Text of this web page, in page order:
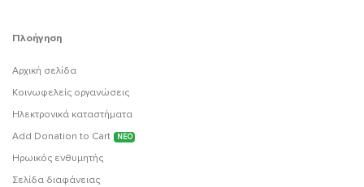
Πλοήγηση
Αρχική σελίδα
Κοινωφελείς οργανώσεις
Ηλεκτρονικά καταστήματα
Add Donation to Cart
ΝΕΟ
Ηρωικός ενθυμητής
Σελίδα διαφάνειας